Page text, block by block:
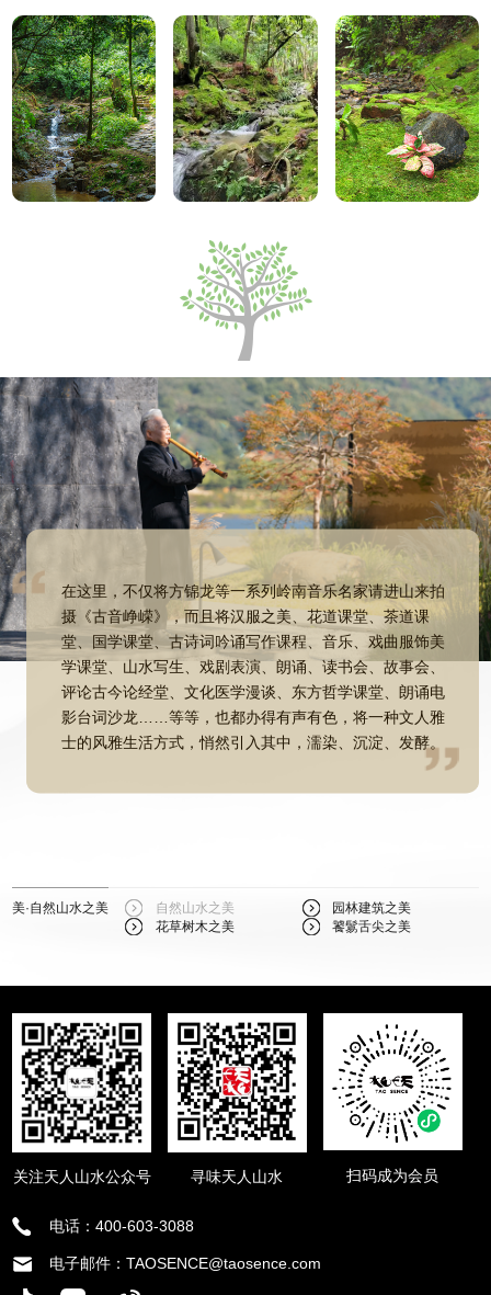
在这里，不仅将方锦龙等一系列岭南音乐名家请进山来拍
摄《古音峥嵘》，而且将汉服之美、花道课堂、茶道课
堂、国学课堂、古诗词吟诵写作课程、音乐、戏曲服饰美
学课堂、山水写生、戏剧表演、朗诵、读书会、故事会、
评论古今论经堂、文化医学漫谈、东方哲学课堂、朗诵电
影台词沙龙……等等，也都办得有声有色，将一种文人雅
士的风雅生活方式，悄然引入其中，濡染、沉淀、发酵。
美·自然山水之美 自然山水之美
园林建筑之美
花草树木之美
饕鬄舌尖之美
关注天人山水公众号 寻味天人山水 扫码成为会员
电话：400-603-3088
电子邮件：TAOSENCE@taosence.com